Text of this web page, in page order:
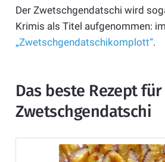
Der Zwetschgendatschi wird
Krimis als Titel aufgenommen: im
„Zwetschgendatschikomplott“.
Das beste Rezept für
Zwetschgendatschi